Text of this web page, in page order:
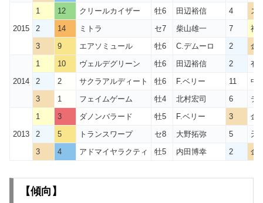
2015
1 12 クリールカイザー 牡6 田辺裕信 4
ス
2
14 ミトラ セ7 柴山雄一 7
福
3
9 エアソミュール 牡6 C.デムーロ 2 金
2014
1 10 ヴェルデグリーン 牡6 田辺裕信 2
有
2
2 サクラアルディート 牡6 F.ベリー 11
中
3
1 フェイムゲーム 牡4 北村宏司 6 デ
2013
1 3 ダノンバラード 牡5 F.ベリー 3
金
2
5 トランスワープ セ8 大野拓弥 5
天
3
4 アドマイヤラクティ 牡5 内田博幸 2 金
【傾向 】